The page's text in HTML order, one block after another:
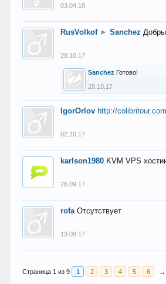
03.04.18
RusVolkof ► Sanchez
28.10.17
Sanchez Готово!
28.10.17
IgorOrlov http://
02.10.17
karlson1980 KVM VPS
26.09.17
rofa Отсутствует
13.09.17
Страница 1 из 9 1 2 3 4 5 6 →